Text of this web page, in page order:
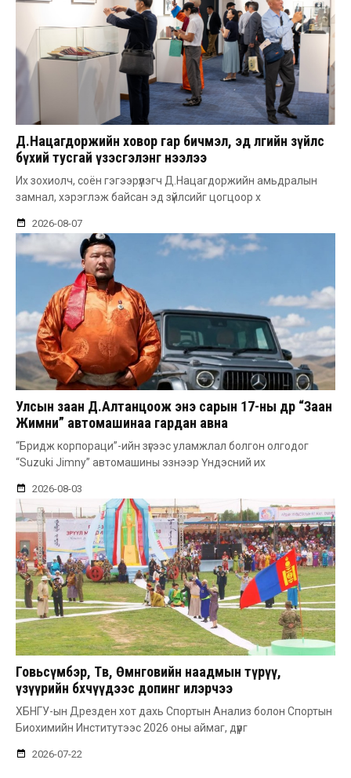
Д.Нацагдоржийн ховор гар бичмэл, эд өлгийн зүйлс
бүхий тусгай үзэсгэлэнг нээлээ
Их зохиолч, соён гэгээрүүлэгч Д.Нацагдоржийн амьдралын
замнал, хэрэглэж байсан эд зүйлсийг цогцоор х
2026-08-07
Улсын заан Д.Алтанцоож энэ сарын 17-ны өдөр “Заан
Жимни” автомашинаа гардан авна
“Бридж корпораци”-ийн зүгээс уламжлал болгон олгодог
“Suzuki Jimny” автомашины эзнээр Үндэсний их
2026-08-03
Говьсүмбэр, Төв, Өмнөговийн наадмын түрүү,
үзүүрийн бөхчүүдээс допинг илэрчээ
ХБНГУ-ын Дрезден хот дахь Спортын Анализ болон Спортын
Биохимийн Институтээс 2026 оны аймаг, дүүрг
2026-07-22